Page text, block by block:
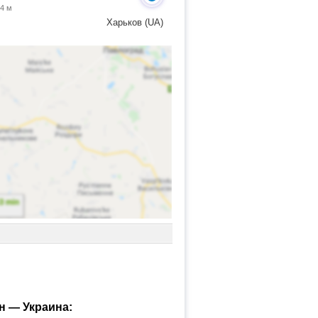
м
Харьков (UA)
— Украина: